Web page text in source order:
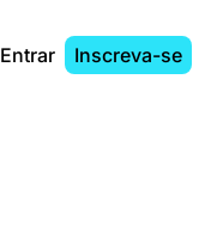
Entrar Inscreva-se